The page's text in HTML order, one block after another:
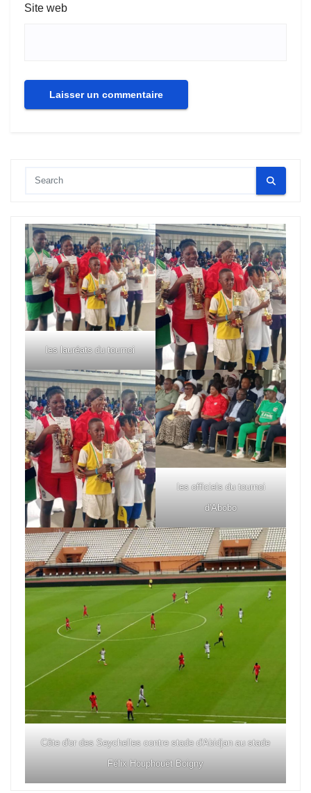
Site web
les lauréats du tournoi
les officiels du tournoi
d'Abobo
Côte d'or des Seychelles contre stade d'Abidjan au stade
Félix Houphouët Boigny